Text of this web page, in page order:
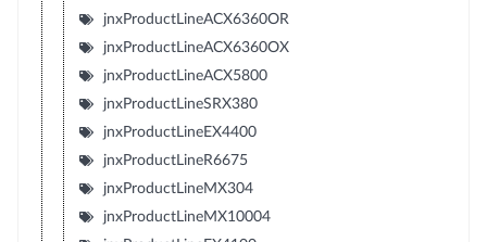
jnxProductLineACX6360OR
jnxProductLineACX6360OX
jnxProductLineACX5800
jnxProductLineSRX380
jnxProductLineEX4400
jnxProductLineR6675
jnxProductLineMX304
jnxProductLineMX10004